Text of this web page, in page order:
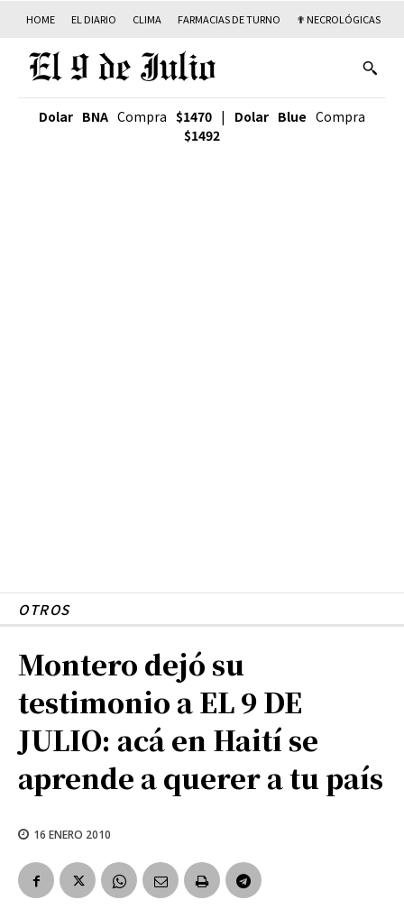
HOME EL DIARIO CLIMA FARMACIAS DE TURNO ✟ NECROLÓGICAS
Dolar BNA Compra $1470 | Dolar Blue Compra
$1492
OTROS
Montero dejó su
testimonio a EL 9 DE
JULIO: acá en Haití se
aprende a querer a tu país
16 ENERO 2010